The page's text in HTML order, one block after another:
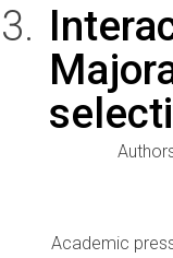
Academic